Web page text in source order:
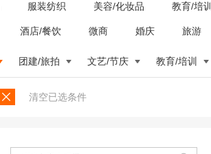
服装纺织 美容/化妆品 教育/培训
酒店/餐饮 微商 婚庆 旅游
团建/旅拍 文艺/节庆 教育/培训
清空已选条件